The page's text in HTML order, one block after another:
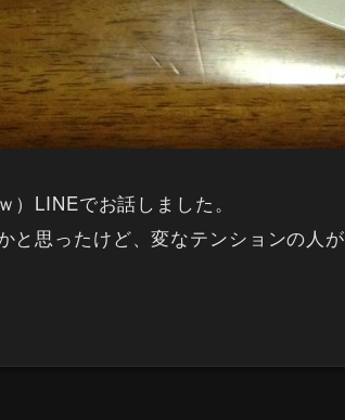
LINEでお話しました。
思ったけど、変なテンションの人